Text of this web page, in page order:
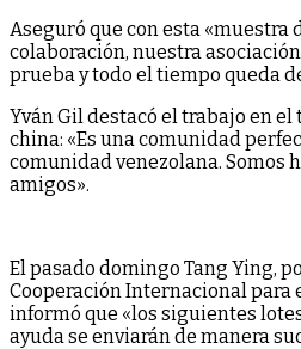
Aseguró que con esta «muestra
colaboración, nuestra
prueba y todo el tiempo queda
Yván Gil destacó el trabajo en
china: «Es una comunidad
comunidad venezolana. Somos
amigos».
El pasado domingo Tang Ying,
Cooperación Internacional para
informó que «los siguientes
ayuda se enviarán de manera